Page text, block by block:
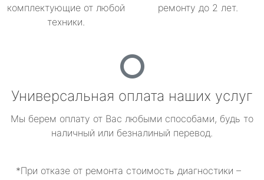
комплектующие от любой
техники.
ремонту до 2 лет.
Универсальная оплата наших услуг
Мы берем оплату от Вас любыми способами, будь то
наличный или безналиный перевод.
*При отказе от ремонта стоимость диагностики –